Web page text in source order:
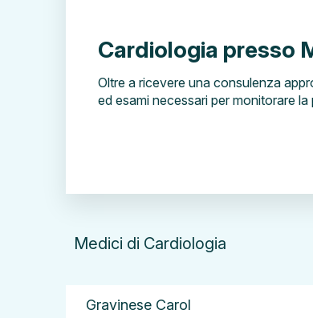
Cardiologia presso
Oltre a ricevere una consulenza
ed esami necessari per monitorare
Medici di Cardiologia
Gravinese Carol